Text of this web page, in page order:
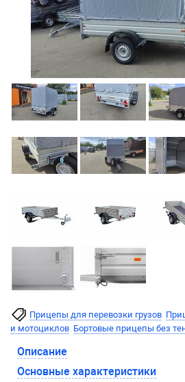
Прицепы для перевозки грузов
и мотоциклов Бортовые прицепы без
Описание
Основные характеристики